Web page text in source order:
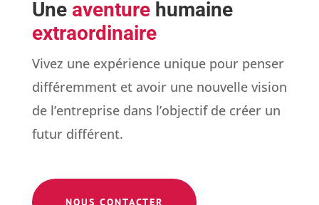
c
i
a
!
Une aventurehumaine
extraordinaire
Vivez une expérience unique pour penser
différemment et avoir une nouvelle vision
de l’entreprise dans l’objectif de créer un
futur différent.